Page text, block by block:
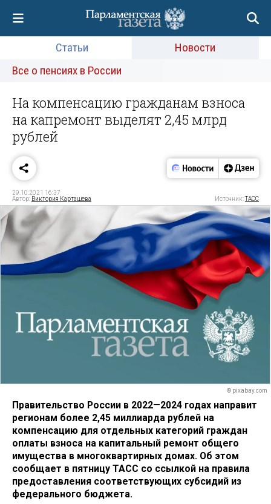
Статьи
Новости
Все о пенсиях в России
На компенсацию гражданам взноса
на капремонт выделят 2,45 млрд
рублей
29.10.2021 16:37
Автор: Виктория Карташева Источник:ТАСС
© pixabay.com
Правительство России в 2022—2024 годах направит
регионам более 2,45 миллиарда рублей на
компенсацию для отдельных категорий граждан
оплаты взноса на капитальный ремонт общего
имущества в многоквартирных домах. Об этом
сообщает в пятницу ТАСС со ссылкой на правила
предоставления соответствующих субсидий из
федерального бюджета.